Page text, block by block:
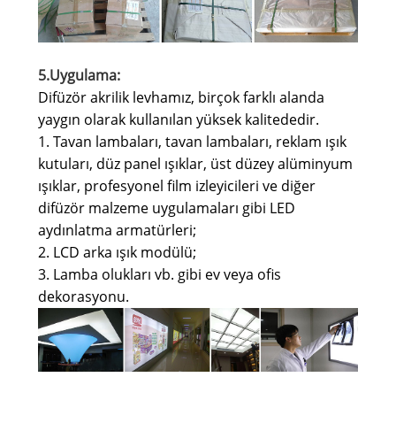
5.Uygulama:
Difüzör akrilik levhamız, birçok farklı alanda
yaygın olarak kullanılan yüksek kalitededir.
1. Tavan lambaları, tavan lambaları, reklam ışık
kutuları, düz panel ışıklar, üst düzey alüminyum
ışıklar, profesyonel film izleyicileri ve diğer
difüzör malzeme uygulamaları gibi LED
aydınlatma armatürleri;
2. LCD arka ışık modülü;
3. Lamba olukları vb. gibi ev veya ofis
dekorasyonu.